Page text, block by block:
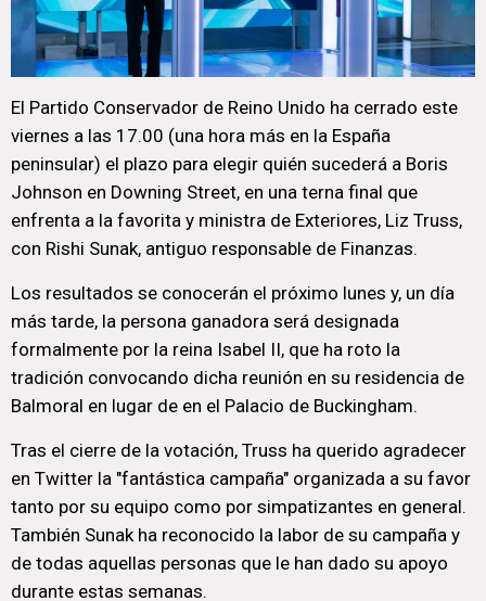
El Partido Conservador de Reino Unido ha cerrado este
viernes a las 17.00 (una hora más en la España
peninsular) el plazo para elegir quién sucederá a Boris
Johnson en Downing Street, en una terna final que
enfrenta a la favorita y ministra de Exteriores, Liz Truss,
con Rishi Sunak, antiguo responsable de Finanzas.
Los resultados se conocerán el próximo lunes y, un día
más tarde, la persona ganadora será designada
formalmente por la reina Isabel II, que ha roto la
tradición convocando dicha reunión en su residencia de
Balmoral en lugar de en el Palacio de Buckingham.
Tras el cierre de la votación, Truss ha querido agradecer
en Twitter la "fantástica campaña" organizada a su favor
tanto por su equipo como por simpatizantes en general.
También Sunak ha reconocido la labor de su campaña y
de todas aquellas personas que le han dado su apoyo
durante estas semanas.